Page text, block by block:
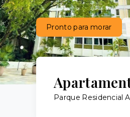
Pronto para morar
Parque Residencial